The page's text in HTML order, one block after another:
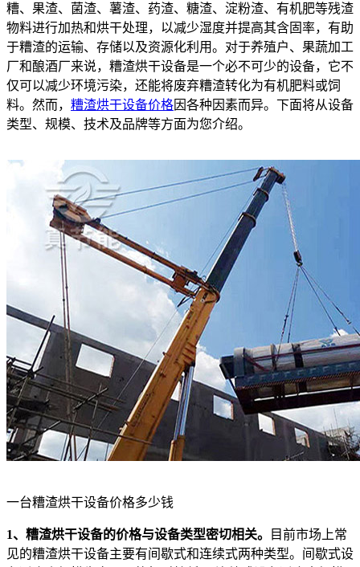
糟、果渣、菌渣、薯渣、药渣、糖渣、淀粉渣、有机肥等残渣
物料进行加热和烘干处理，以减少湿度并提高其含固率，有助
于糟渣的运输、存储以及资源化利用。对于养殖户、果蔬加工
厂和酿酒厂来说，糟渣烘干设备是一个必不可少的设备，它不
仅可以减少环境污染，还能将废弃糟渣转化为有机肥料或饲
料。然而， 糟渣烘干设备价格因各种因素而异。下面将从设备
类型、规模、技术及品牌等方面为您介绍。
一台糟渣烘干设备价格多少钱
1、糟渣烘干设备的价格与设备类型密切相关。
目前市场上常
见的糟渣烘干设备主要有间歇式和连续式两种类型。间歇式设